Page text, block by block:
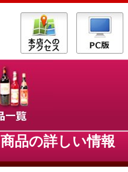
商品の詳しい情